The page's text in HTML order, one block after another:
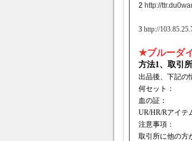
2 http://
3 http://
★ブルーダ
方法1、取引
出品後、下記の
何セット：
血の証：
UR/HR/Rアイテ
注意事項：
取引所に他の方